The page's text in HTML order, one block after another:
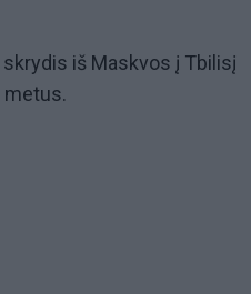
iš Maskvos į Tbilisį
metus.